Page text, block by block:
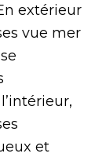
extérieur
vue mer
et